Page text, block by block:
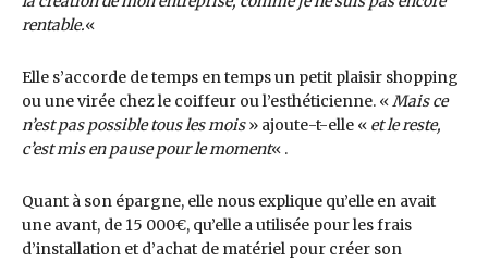
rentable.«
Elle s’accorde de temps en temps un petit plaisir shopping
ou une virée chez le coiffeur ou l’esthéticienne. «Mais ce
n’est pas possible tous les mois» ajoute-t-elle « et le reste,
c’est mis en pause pour le moment« .
Quant à son épargne, elle nous explique qu’elle en avait
une avant, de 15 000€, qu’elle a utilisée pour les frais
d’installation et d’achat de matériel pour créer son